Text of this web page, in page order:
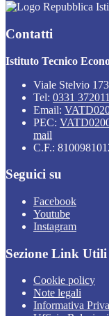
Contatti
Istituto Tecnico
Viale Stelvio
Tel: 0331 372011
Email:
PEC:
mail
C.F.:
Seguici su
Facebook
Youtube
Instagram
Sezione Link Utili
Cookie policy
Note legali
Informativa